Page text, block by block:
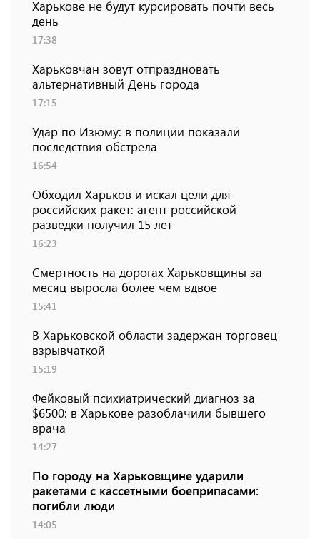
Харькове не будут курсировать почти весь
день
17:38
Харьковчан зовут отпраздновать
альтернативный День города
17:15
Удар по Изюму: в полиции показали
последствия обстрела
16:54
Обходил Харьков и искал цели для
российских ракет: агент российской
разведки получил 15 лет
16:23
Смертность на дорогах Харьковщины за
месяц выросла более чем вдвое
15:41
В Харьковской области задержан торговец
взрывчаткой
15:19
Фейковый психиатрический диагноз за
$6500: в Харькове разоблачили бывшего
врача
14:27
По городу на Харьковщине ударили
ракетами с кассетными боеприпасами:
погибли люди
14:05